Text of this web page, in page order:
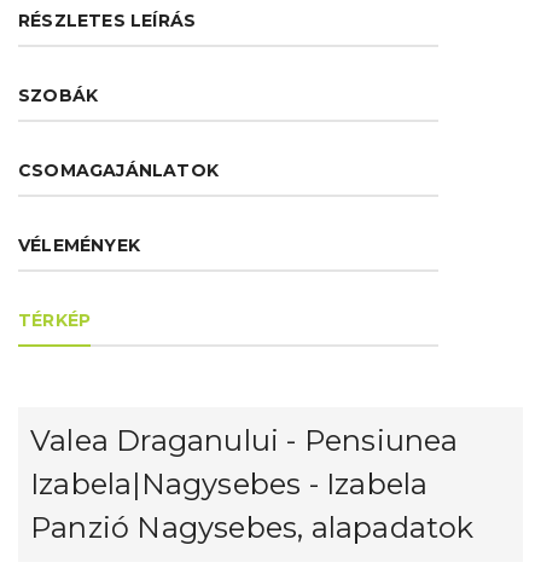
RÉSZLETES LEÍRÁS
SZOBÁK
CSOMAGAJÁNLATOK
VÉLEMÉNYEK
TÉRKÉP
Valea Draganului - Pensiunea
Izabela|Nagysebes - Izabela
Panzió Nagysebes, alapadatok